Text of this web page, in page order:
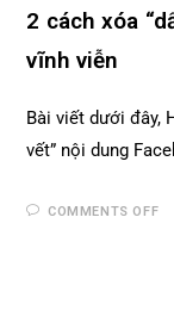
2 cách xóa
vĩnh viễn
Bài viết dưới đây,
vết” nội dung
COMMENTS OFF